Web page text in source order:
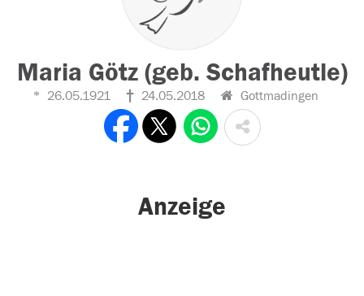
Maria Götz (geb. Schafheutle)
26.05.1921 24.05.2018 Gottmadingen
Anzeige